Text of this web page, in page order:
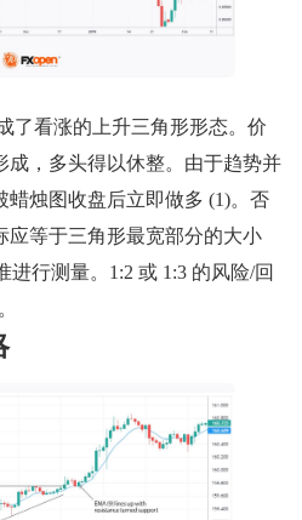
了看涨的上升三角形形态。价
成，多头得以休整。由于趋势并
烛图收盘后立即做多 (1)。否
应等于三角形最宽部分的大小
行测量。1:2 或 1:3 的风险/回